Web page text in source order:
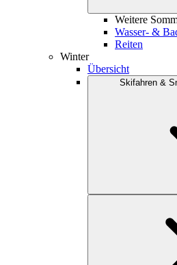
Weitere
Wasser- &
Reiten
Winter
Übersicht
Skifahren &